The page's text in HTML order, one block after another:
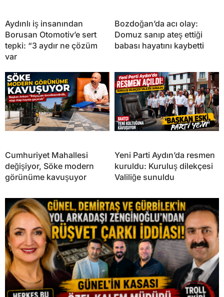
Aydınlı iş insanından
Borusan Otomotiv’e sert
tepki: “3 aydır ne çözüm
var
Bozdoğan’da acı olay:
Domuz sanıp ateş ettiği
babası hayatını kaybetti
Cumhuriyet Mahallesi
değişiyor, Söke modern
görünüme kavuşuyor
Yeni Parti Aydın’da resmen
kuruldu: Kuruluş dilekçesi
Valiliğe sunuldu